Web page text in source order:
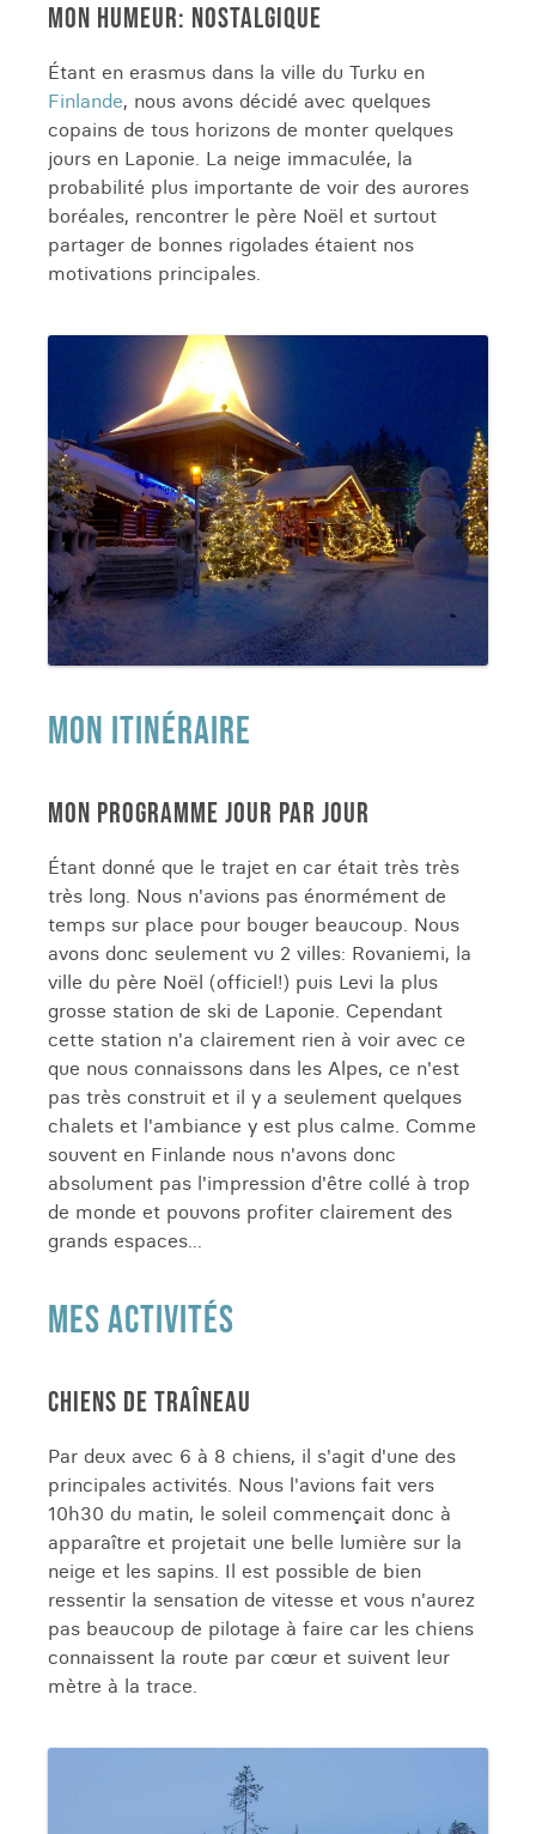
MON HUMEUR: NOSTALGIQUE
Étant en erasmus dans la ville du Turku en
Finlande, nous avons décidé avec quelques
copains de tous horizons de monter quelques
jours en Laponie. La neige immaculée, la
probabilité plus importante de voir des aurores
boréales, rencontrer le père Noël et surtout
partager de bonnes rigolades étaient nos
motivations principales.
MON ITINÉRAIRE
MON PROGRAMME JOUR PAR JOUR
Étant donné que le trajet en car était très très
très long. Nous n'avions pas énormément de
temps sur place pour bouger beaucoup. Nous
avons donc seulement vu 2 villes: Rovaniemi, la
ville du père Noël (officiel!) puis Levi la plus
grosse station de ski de Laponie. Cependant
cette station n'a clairement rien à voir avec ce
que nous connaissons dans les Alpes, ce n'est
pas très construit et il y a seulement quelques
chalets et l'ambiance y est plus calme. Comme
souvent en Finlande nous n'avons donc
absolument pas l'impression d'être collé à trop
de monde et pouvons profiter clairement des
grands espaces...
MES ACTIVITÉS
CHIENS DE TRAÎNEAU
Par deux avec 6 à 8 chiens, il s'agit d'une des
principales activités. Nous l'avions fait vers
10h30 du matin, le soleil commençait donc à
apparaître et projetait une belle lumière sur la
neige et les sapins. Il est possible de bien
ressentir la sensation de vitesse et vous n'aurez
pas beaucoup de pilotage à faire car les chiens
connaissent la route par cœur et suivent leur
mètre à la trace.